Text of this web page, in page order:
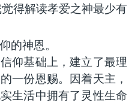
得解读孝爱之神最少有
的神恩。
仰基础上，建立了最理
一份恩赐。因着天主，
生活中拥有了灵性生命